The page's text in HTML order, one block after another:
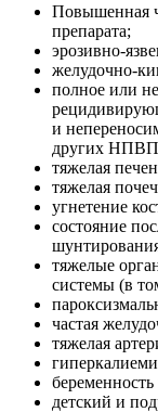
Повышенная
препарата;
эрозивно-
желудочно-
полное или
и
других НПВП
тяжелая
тяжелая
угнетение
состояние
тяжелые
системы (в
частая
тяжелая
детский и